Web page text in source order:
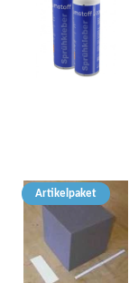
Artikelpaket